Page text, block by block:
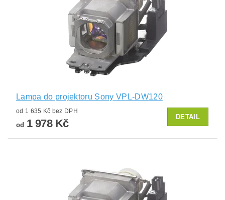
Lampa do projektoru Sony VPL-DW120
od 1 635 Kč bez DPH
od 1 978 Kč
DETAIL